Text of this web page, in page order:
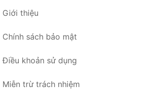
Giới thiệu
Chính sách bảo mật
Điều khoản sử dụng
Miễn trừ trách nhiệm